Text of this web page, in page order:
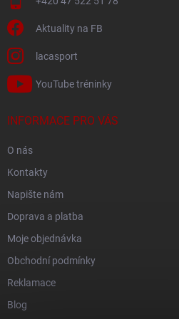
Aktuality na FB
lacasport
YouTube tréninky
INFORMACE PRO VÁS
O nás
Kontakty
Napište nám
Doprava a platba
Moje objednávka
Obchodní podmínky
Reklamace
Blog